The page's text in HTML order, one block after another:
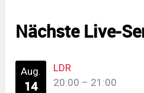
Nächste Live-
Aug.
14
LDR
20:00 – 21:00